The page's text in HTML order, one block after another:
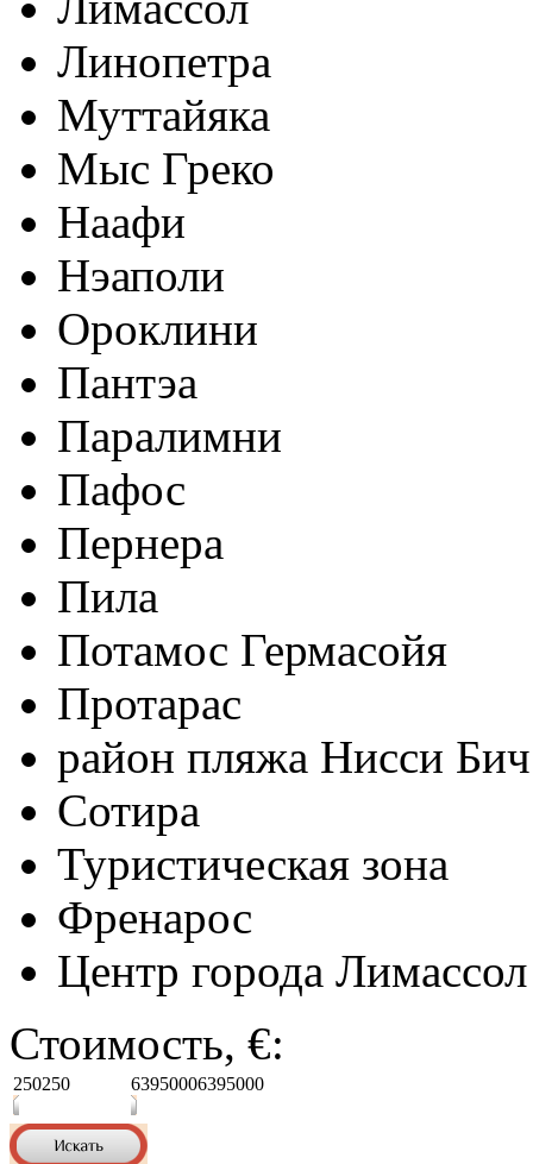
Линопетра
Муттайяка
Мыс Греко
Наафи
Нэаполи
Ороклини
Пантэа
Паралимни
Пафос
Пернера
Пила
Потамос Гермасойя
Протарас
район пляжа Нисси Бич
Сотира
Туристическая зона
Френарос
Центр города Лимассол
Стоимость, €:
250250 63950006395000